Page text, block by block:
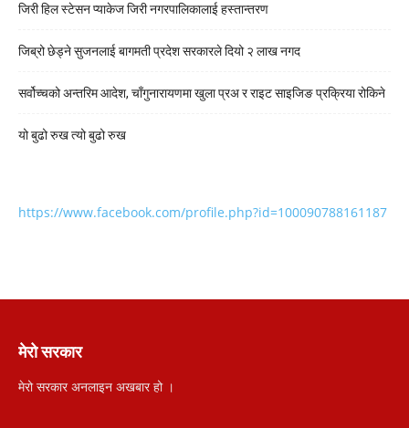
जिरी हिल स्टेसन प्याकेज जिरी नगरपालिकालाई हस्तान्तरण
जिब्रो छेड्ने सुजनलाई बागमती प्रदेश सरकारले दियो २ लाख नगद
सर्वोच्चको अन्तरिम आदेश, चाँगुनारायणमा खुला प्रअ र राइट साइजिङ प्रक्रिया रोकिने
यो बुढो रुख त्यो बुढो रुख
https://www.facebook.com/profile.php?id=100090788161187
मेरो सरकार
मेरो सरकार अनलाइन अखबार हो ।